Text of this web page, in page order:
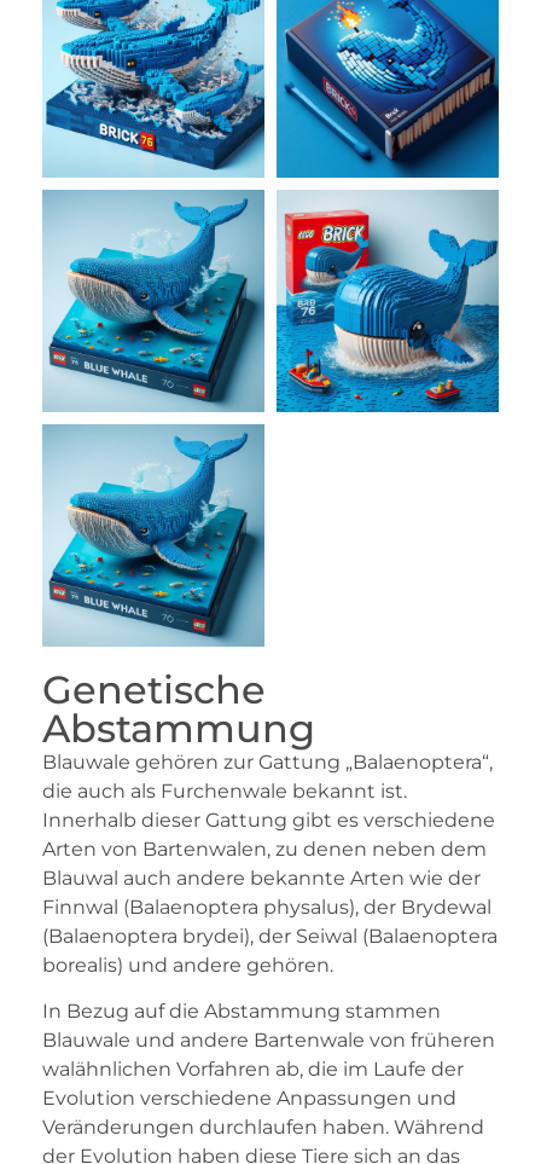
Genetische
Abstammung
Blauwale gehören zur Gattung „Balaenoptera“,
die auch als Furchenwale bekannt ist.
Innerhalb dieser Gattung gibt es verschiedene
Arten von Bartenwalen, zu denen neben dem
Blauwal auch andere bekannte Arten wie der
Finnwal (Balaenoptera physalus), der Brydewal
(Balaenoptera brydei), der Seiwal (Balaenoptera
borealis) und andere gehören.
In Bezug auf die Abstammung stammen
Blauwale und andere Bartenwale von früheren
walähnlichen Vorfahren ab, die im Laufe der
Evolution verschiedene Anpassungen und
Veränderungen durchlaufen haben. Während
der Evolution haben diese Tiere sich an das